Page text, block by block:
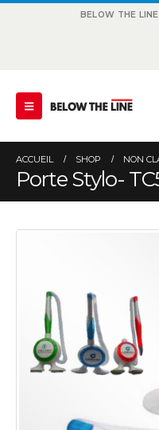
BELOW THE
ACCUEIL SHOP NON
Porte Stylo-